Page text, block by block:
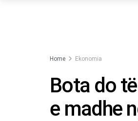
Home Ekonomia
Bota do
e madhe